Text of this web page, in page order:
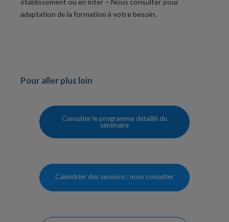
établissement ou en inter – Nous consulter pour
adaptation de la formation à votre besoin.
Pour aller plus loin
Consulter le programme détaillé du
séminaire
Calendrier des sessions : nous consulter